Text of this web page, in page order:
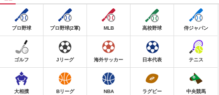
プロ野球 プロ野球(2軍) MLB 高校野球 侍ジャパン
ゴルフ Jリーグ 海外サッカー 日本代表 テニス
大相撲 Bリーグ NBA ラグビー 中央競馬